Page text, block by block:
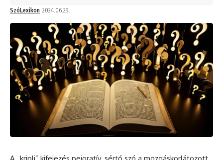
SzóLexikon 2024.06.29.
A „kripli” kifejezés pejoratív, sértő szó a mozgáskorlátozott